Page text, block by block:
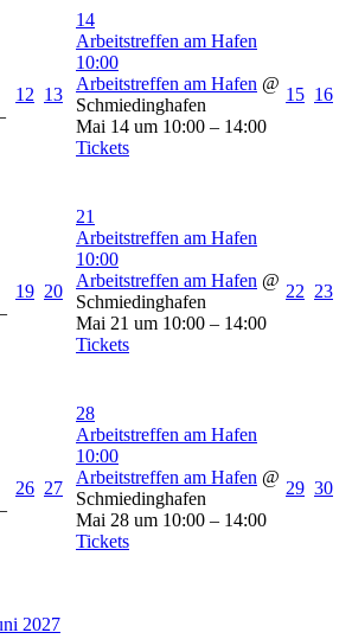
12 13
14
Arbeitstreffen am Hafen
10:00
Arbeitstreffen am Hafen @
Schmiedinghafen
Mai 14 um 10:00 – 14:00
Tickets
15 16
19 20
21
Arbeitstreffen am Hafen
10:00
Arbeitstreffen am Hafen @
Schmiedinghafen
Mai 21 um 10:00 – 14:00
Tickets
22 23
26 27
28
Arbeitstreffen am Hafen
10:00
Arbeitstreffen am Hafen @
Schmiedinghafen
Mai 28 um 10:00 – 14:00
Tickets
29 30
2027